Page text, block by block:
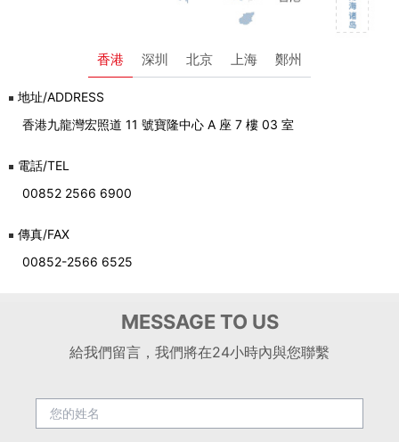
香港 深圳 北京 上海 鄭州
地址/ADDRESS
香港九龍灣宏照道 11 號寶隆中心 A 座 7 樓 03 室
電話/TEL
00852 2566 6900
傳真/FAX
00852-2566 6525
MESSAGE TO US
給我們留言，我們將在24小時內與您聯繫